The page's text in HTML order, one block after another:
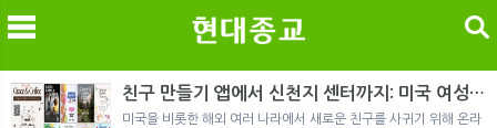
검색
친구 만들기 앱에서 신천지 센터까지: 미국 여성이
경험한 9개월 포섭의 전 과정
미국을 비롯한 해외 여러 나라에서 새로운 친구를 사귀기 위해 온라